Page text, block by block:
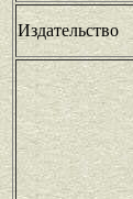
Издательство